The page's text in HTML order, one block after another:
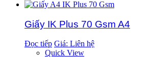
Giấy IK Plus 70 Gsm A4
Đọc tiếp Giá: Liên hệ
Quick View